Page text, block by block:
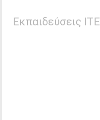
Εκπαιδεύσεις ΙΤΕ